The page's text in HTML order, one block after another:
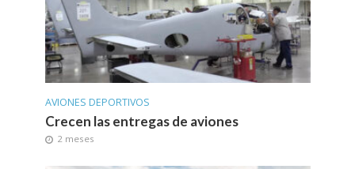
AVIONES DEPORTIVOS
Crecen las entregas de aviones
2 meses